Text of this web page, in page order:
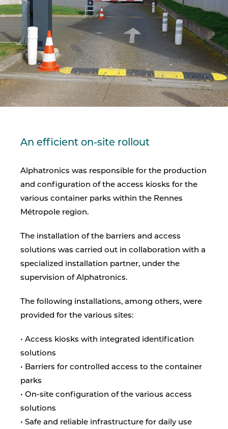
An efficient on-site rollout
Alphatronics was responsible for the production
and configuration of the access kiosks for the
various container parks within the Rennes
Métropole region.
The installation of the barriers and access
solutions was carried out in collaboration with a
specialized installation partner, under the
supervision of Alphatronics.
The following installations, among others, were
provided for the various sites:
• Access kiosks with integrated identification
solutions
• Barriers for controlled access to the container
parks
• On-site configuration of the various access
solutions
• Safe and reliable infrastructure for daily use